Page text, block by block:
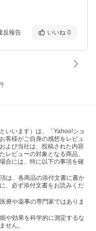
反報告 いいね 0
いいます）は、「Yahoo!ショ
客様がご自身の感想をレビュ
よび当社は、投稿された内容
レビューの対象となる商品、
合には、特に以下の事項を確
は、各商品の添付文書に書か
、必ず添付文書をお読みくだ
療や薬事の専門家ではありま
や効果を科学的に測定するな
せん。